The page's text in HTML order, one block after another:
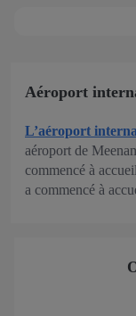
Aéroport
L’aéroport
aéroport de
commencé à
a commencé à